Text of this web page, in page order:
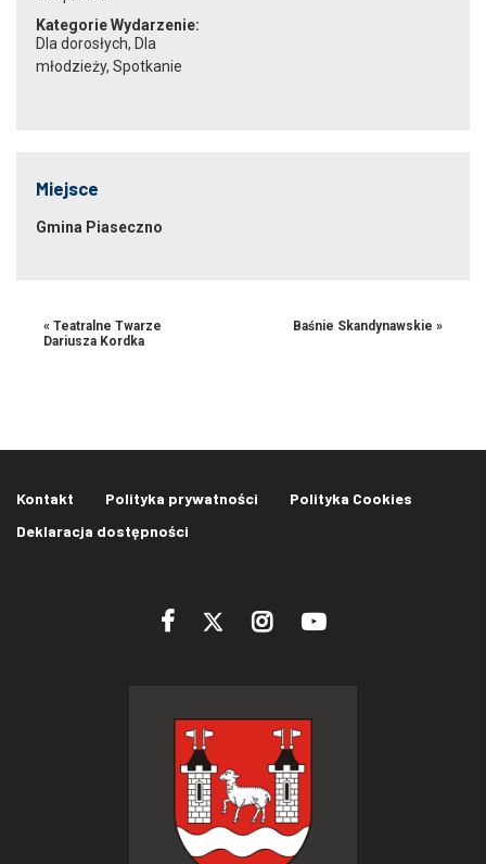
Kategorie Wydarzenie:
Dla dorosłych, Dla
młodzieży, Spotkanie
Miejsce
Gmina Piaseczno
« Teatralne Twarze
Dariusza Kordka
Baśnie Skandynawskie »
Kontakt Polityka prywatności
Polityka Cookies
Deklaracja dostępności